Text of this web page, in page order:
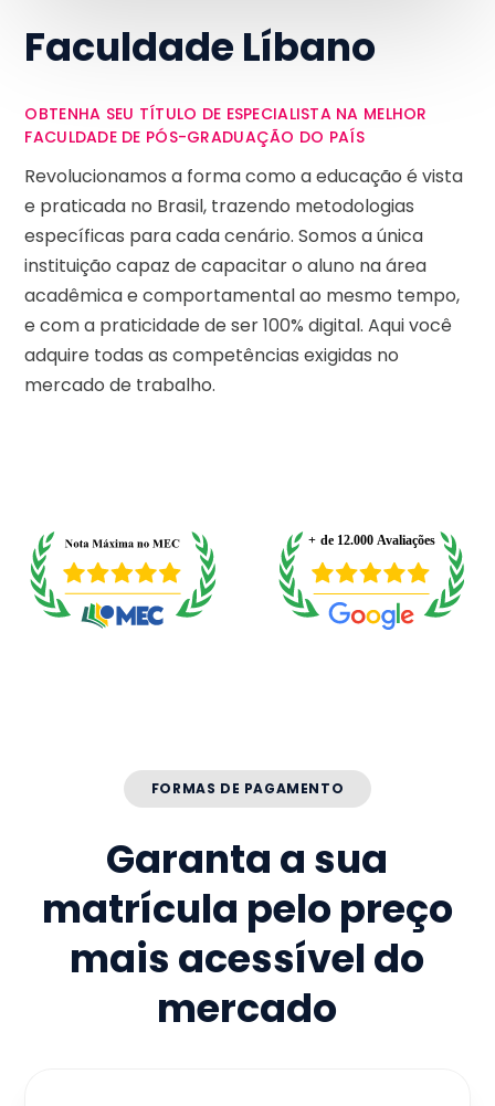
Faculdade Líbano
OBTENHA SEU TÍTULO DE ESPECIALISTA NA MELHOR
FACULDADE DE PÓS-GRADUAÇÃO DO PAÍS
Revolucionamos a forma como a educação é vista
e praticada no Brasil, trazendo metodologias
específicas para cada cenário. Somos a única
instituição capaz de capacitar o aluno na área
acadêmica e comportamental ao mesmo tempo,
e com a praticidade de ser 100% digital. Aqui você
adquire todas as competências exigidas no
mercado de trabalho.
FORMAS DE PAGAMENTO
Garanta a sua
matrícula pelo preço
mais acessível do
mercado